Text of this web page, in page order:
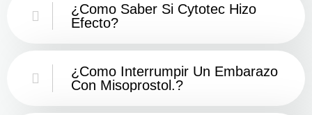
¿Como Saber Si Cytotec Hizo
Efecto?
¿como Interrumpir Un Embarazo
Con Misoprostol.?